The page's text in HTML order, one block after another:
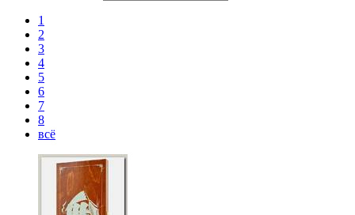
1
2
3
4
5
6
7
8
всё